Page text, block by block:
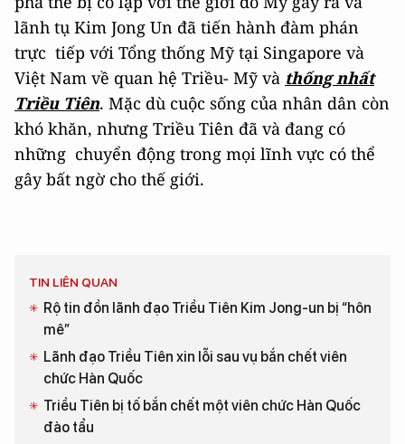
lãnh tụ Kim Jong Un đã tiến hành đàm phán
trực tiếp với Tổng thống Mỹ tại Singapore và
Việt Nam về quan hệ Triều- Mỹ và thống nhất
Triều Tiên. Mặc dù cuộc sống của nhân dân còn
khó khăn, nhưng Triều Tiên đã và đang có
những chuyển động trong mọi lĩnh vực có thể
gây bất ngờ cho thế giới.
TIN LIÊN QUAN
Rộ tin đồn lãnh đạo Triều Tiên Kim Jong-un bị “hôn
mê”
Lãnh đạo Triều Tiên xin lỗi sau vụ bắn chết viên
chức Hàn Quốc
Triều Tiên bị tố bắn chết một viên chức Hàn Quốc
đào tẩu